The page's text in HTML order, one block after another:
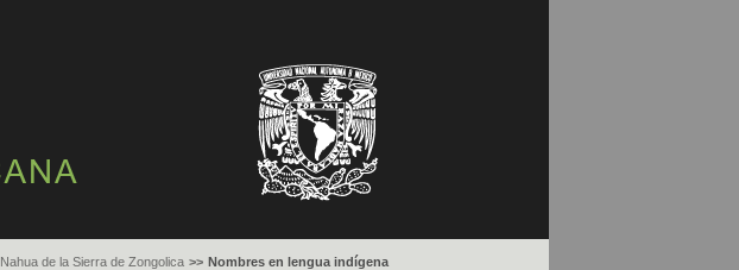
Nahua de la Sierra de Zongolica >> Nombres en lengua indígena